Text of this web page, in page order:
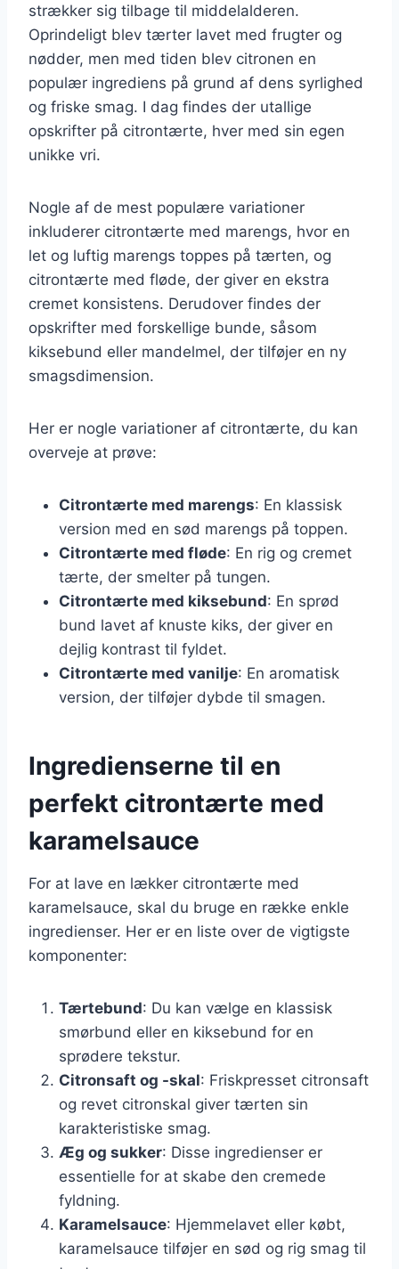
strækker sig tilbage til middelalderen.
Oprindeligt blev tærter lavet med frugter og
nødder, men med tiden blev citronen en
populær ingrediens på grund af dens syrlighed
og friske smag. I dag findes der utallige
opskrifter på citrontærte, hver med sin egen
unikke vri.
Nogle af de mest populære variationer
inkluderer citrontærte med marengs, hvor en
let og luftig marengs toppes på tærten, og
citrontærte med fløde, der giver en ekstra
cremet konsistens. Derudover findes der
opskrifter med forskellige bunde, såsom
kiksebund eller mandelmel, der tilføjer en ny
smagsdimension.
Her er nogle variationer af citrontærte, du kan
overveje at prøve:
Citrontærte med marengs: En klassisk
version med en sød marengs på toppen.
Citrontærte med fløde: En rig og cremet
tærte, der smelter på tungen.
Citrontærte med kiksebund: En sprød
bund lavet af knuste kiks, der giver en
dejlig kontrast til fyldet.
Citrontærte med vanilje: En aromatisk
version, der tilføjer dybde til smagen.
Ingredienserne til en
perfekt citrontærte med
karamelsauce
For at lave en lækker citrontærte med
karamelsauce, skal du bruge en række enkle
ingredienser. Her er en liste over de vigtigste
komponenter:
Tærtebund: Du kan vælge en klassisk
smørbund eller en kiksebund for en
sprødere tekstur.
Citronsaft og -skal: Friskpresset citronsaft
og revet citronskal giver tærten sin
karakteristiske smag.
Æg og sukker: Disse ingredienser er
essentielle for at skabe den cremede
fyldning.
Karamelsauce: Hjemmelavet eller købt,
karamelsauce tilføjer en sød og rig smag til